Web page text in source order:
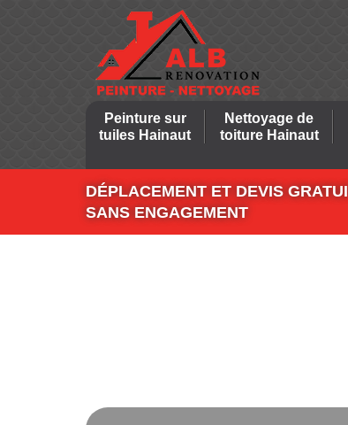
Peinture sur
tuiles Hainaut
Nettoyage de
toiture Hainaut
DÉPLACEMENT ET DEVIS
SANS ENGAGEMENT